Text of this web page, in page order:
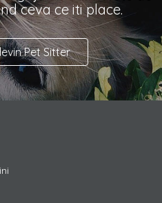
ceva ce iti place.
Pet Sitter